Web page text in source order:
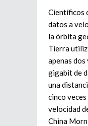
Científicos
datos a
la órbita
Tierra
apenas
gigabit de
una
cinco
velocidad
China